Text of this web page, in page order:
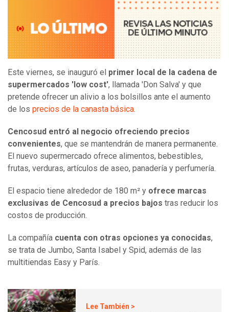
Este viernes, se inauguró el primer local de la cadena de
supermercados 'low cost', llamada 'Don Salva' y que
pretende ofrecer un alivio a los bolsillos ante el aumento
de los precios de la canasta básica.
Cencosud entró al negocio ofreciendo precios
convenientes, que se mantendrán de manera permanente.
El nuevo supermercado ofrece alimentos, bebestibles,
frutas, verduras, artículos de aseo, panadería y perfumería.
El espacio tiene alrededor de 180 m² y ofrece marcas
exclusivas de Cencosud a precios bajos tras reducir los
costos de producción.
La compañía cuenta con otras opciones ya conocidas,
se trata de Jumbo, Santa Isabel y Spid, además de las
multitiendas Easy y París.
Lee También >